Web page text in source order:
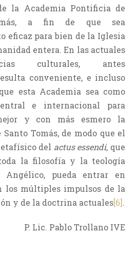
la Academia Pontificia de
a fin de que sea
eficaz para bien de la Iglesia
entera. En las actuales
culturales, antes
conveniente, e incluso
esta Academia sea como
e internacional para
y con más esmero la
Tomás, de modo que el
del actus essendi, que
la filosofía y la teología
Angélico, pueda entrar en
los múltiples impulsos de la
y de la doctrina actuales[6].
P. Lic. Pablo Trollano IVE